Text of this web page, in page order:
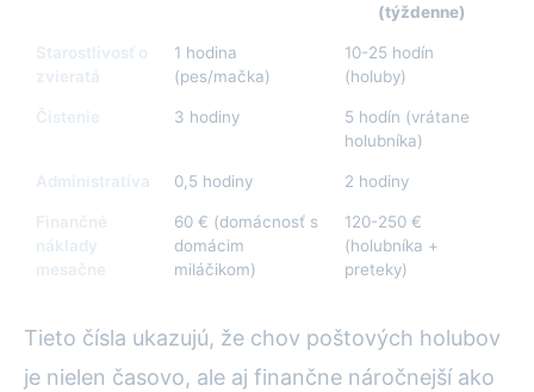
(týždenne)
Starostlivosť o
zvieratá
1 hodina
(pes/mačka)
10-25 hodín
(holuby)
Čistenie 3 hodiny
5 hodín (vrátane
holubníka)
Administratíva 0,5 hodiny 2 hodiny
Finančné
náklady
mesačne
60 € (domácnosť s
domácim
miláčikom)
120-250 €
(holubníka +
preteky)
Tieto čísla ukazujú, že chov poštových holubov
je nielen časovo, ale aj finančne náročnejší ako